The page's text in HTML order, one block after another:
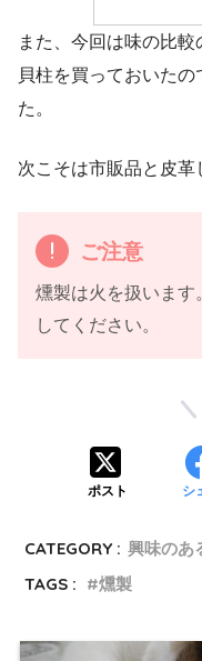
また、今回は味の比
貝柱を買っておいた
た。
次こそは市販品と皮革
ご注意
燻製は火を扱います
してください。
ポスト シ
CATEGORY : 興味のあ
TAGS :
燻製